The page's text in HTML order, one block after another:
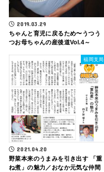
2019.03.29
ちゃんと育児に戻るため〜うつう
つお母ちゃんの産後道Vol.4～
福岡支局
2021.04.20
野菜本来のうまみを引き出す 「重
ね煮」の魅力／おなか元気な仲間